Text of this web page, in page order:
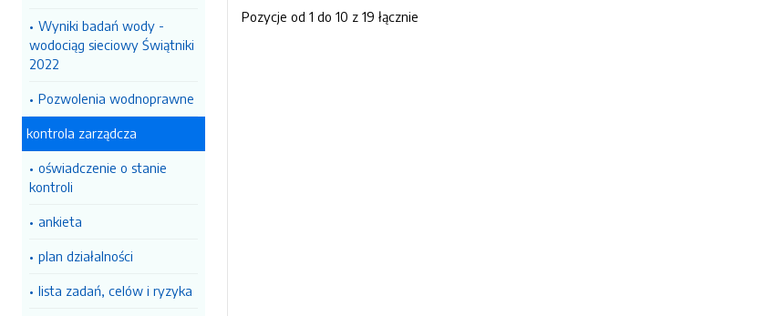
Wyniki badań wody -
wodociąg sieciowy Świątniki
2022
Pozwolenia wodnoprawne
kontrola zarządcza
oświadczenie o stanie
kontroli
ankieta
plan działalności
lista zadań, celów i ryzyka
Pozycje od 1 do 10 z 19 łącznie